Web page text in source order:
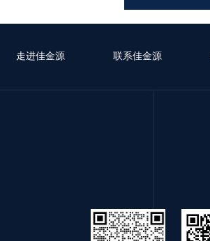
走进佳金源 联系佳金源